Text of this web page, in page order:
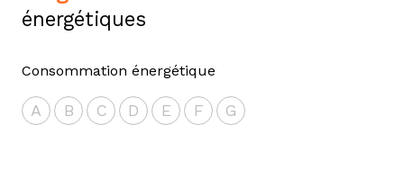
énergétiques
Consommation énergétique
A B C D E F G